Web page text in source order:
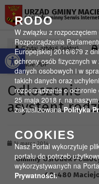
Otwórz pasek narzędzi
RODO
W związku z
Rozporządzenia
Europejskiej 2016/679 z
ochrony osób fizycznych
danych osobowych i w
takich danych oraz
rozporządzenie o
25 maja 2018 r. na
zaktualizowanaPolityka
COOKIES
Nasz Portal wykorzytuje
portalu do potrzeb
wykorzystywanych na
Prywatności.
URZĄD GMINY
Oficjalny gminny Serwis
Czytaj artykuł (lektor)
formacie PDF
asystent
14 marca 2014
Gminny Ośrodek
08-480